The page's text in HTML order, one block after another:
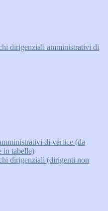
dirigenziali amministrativi di
di vertice (da
in tabelle)
dirigenziali (dirigenti non